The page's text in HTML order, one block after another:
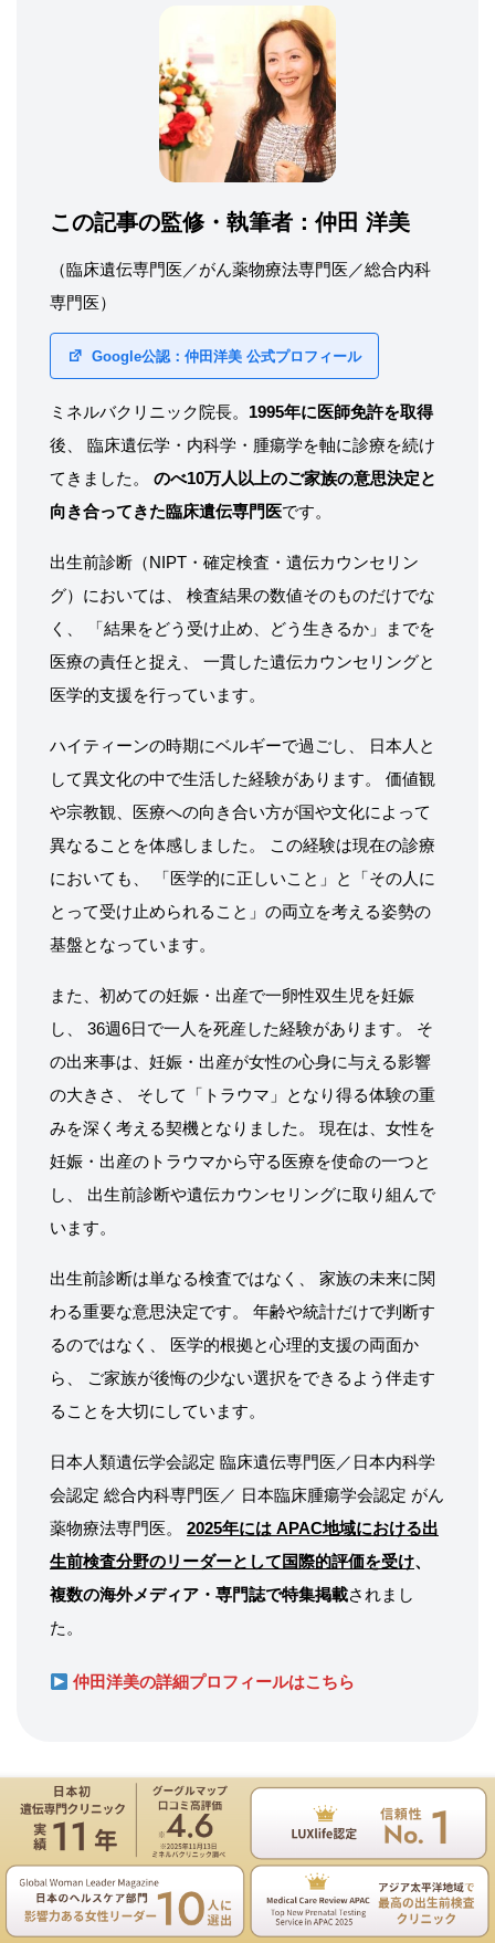
この記事の監修・執筆者：仲田 洋美
（臨床遺伝専門医／がん薬物療法専門医／総合内科
専門医）
Google公認：仲田洋美 公式プロフィール
ミネルバクリニック院長。 1995年に医師免許を取得
後、 臨床遺伝学・内科学・腫瘍学を軸に診療を続け
てきました。 のべ10万人以上のご家族の意思決定と
向き合ってきた臨床遺伝専門医です。
出生前診断（NIPT・確定検査・遺伝カウンセリン
グ）においては、 検査結果の数値そのものだけでな
く、 「結果をどう受け止め、どう生きるか」までを
医療の責任と捉え、 一貫した遺伝カウンセリングと
医学的支援を行っています。
ハイティーンの時期にベルギーで過ごし、 日本人と
して異文化の中で生活した経験があります。 価値観
や宗教観、医療への向き合い方が国や文化によって
異なることを体感しました。 この経験は現在の診療
においても、 「医学的に正しいこと」と「その人に
とって受け止められること」の両立を考える姿勢の
基盤となっています。
また、初めての妊娠・出産で一卵性双生児を妊娠
し、 36週6日で一人を死産した経験があります。 そ
の出来事は、妊娠・出産が女性の心身に与える影響
の大きさ、 そして「トラウマ」となり得る体験の重
みを深く考える契機となりました。 現在は、女性を
妊娠・出産のトラウマから守る医療を使命の一つと
し、 出生前診断や遺伝カウンセリングに取り組んで
います。
出生前診断は単なる検査ではなく、 家族の未来に関
わる重要な意思決定です。 年齢や統計だけで判断す
るのではなく、 医学的根拠と心理的支援の両面か
ら、 ご家族が後悔の少ない選択をできるよう伴走す
ることを大切にしています。
日本人類遺伝学会認定 臨床遺伝専門医／日本内科学
会認定 総合内科専門医／ 日本臨床腫瘍学会認定 がん
薬物療法専門医。 2025年には APAC地域における出
生前検査分野のリーダーとして国際的評価を受け、
複数の海外メディア・専門誌で特集掲載されまし
た。
仲田洋美の詳細プロフィールはこちら
サイト内検索
遺伝専門医のNIPT遺伝カウンセリングは無料
お電話 ご予約